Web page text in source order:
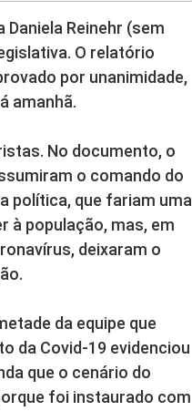
Reinehr (sem
O relatório
por unanimidade,
amanhã.
No documento, o
o comando do
política, que fariam uma
à população, mas, em
deixaram o
da equipe que
da Covid-19 evidenciou
que o cenário do
foi instaurado com